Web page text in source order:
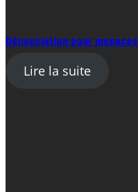
Dénonciation pour menaces
Lire la suite